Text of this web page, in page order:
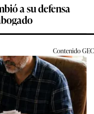
a su defensa
ContenidoGEC